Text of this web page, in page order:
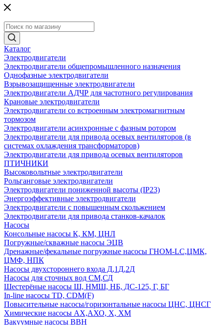
Каталог
Электродвигатели
Электродвигатели общепромышленного назначения
Однофазные электродвигатели
Взрывозащищенные электродвигатели
Электродвигатели АДЧР для частотного регулирования
Крановые электродвигатели
Электродвигатели со встроенным электромагнитным
тормозом
Электродвигатели асинхронные с фазным ротором
Электродвигатели для привода осевых вентиляторов (в
системах охлаждения трансформаторов)
Электродвигатели для привода осевых вентиляторов
ПТИЧНИКИ
Высоковольтные электродвигатели
Рольганговые электродвигатели
Электродвигатели пониженной высоты (IP23)
Энергоэффективные электродвигатели
Электродвигатели с повышенным скольжением
Электродвигатели для привода станков-качалок
Насосы
Консольные насосы К, КМ, ЦНЛ
Погружные/скважные насосы ЭЦВ
Дренажные/фекальные погружные насосы ГНОМ-LC,ЦМК,
ЦМФ, НПК
Насосы двухстороннего входа Д,1Д,2Д
Насосы для сточных вод СМ,СД
Шестерёные насосы Ш, НМШ, НБ, ДС-125, Г, БГ
In-line насосы TD, CDM(F)
Повысительные насосы/горизонтальные насосы ЦНС, ЦНСГ
Химические насосы АХ,АХО, Х, ХМ
Вакуумные насосы ВВН